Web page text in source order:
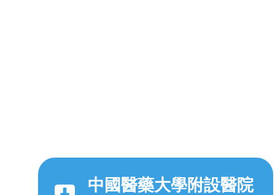
中國醫藥大學附設醫院